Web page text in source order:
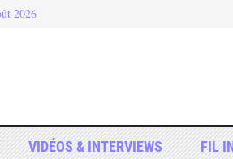
2026
VIDÉOS & INTERVIEWS FIL